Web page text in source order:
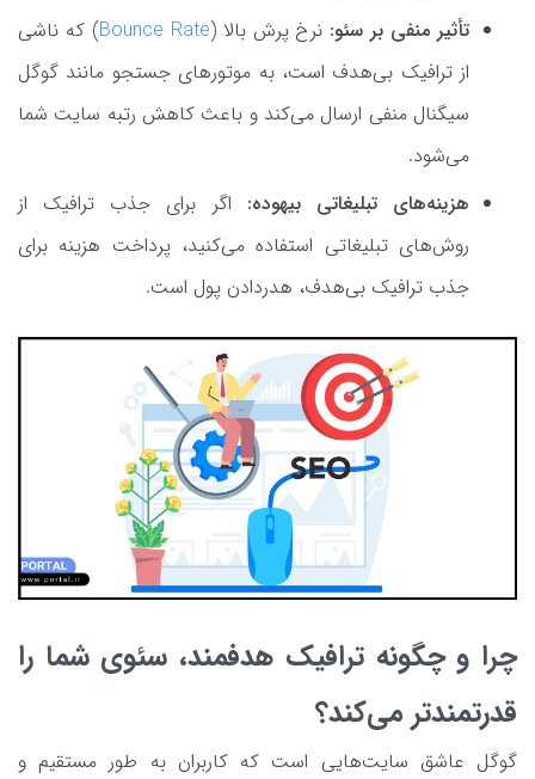
تأثیر منفی بر سئو: نرخ پرش بالا (Bounce Rate) که ناشی
از ترافیک بی‌هدف است، به موتورهای جستجو مانند گوگل
سیگنال منفی ارسال می‌کند و باعث کاهش رتبه سایت شما
می‌شود.
هزینه‌های تبلیغاتی بیهوده: اگر برای جذب ترافیک از
روش‌های تبلیغاتی استفاده می‌کنید، پرداخت هزینه برای
جذب ترافیک بی‌هدف، هدردادن پول است.
چرا و چگونه ترافیک هدفمند، سئوی شما را
قدرتمندتر می‌کند؟
گوگل عاشق سایت‌هایی است که کاربران به طور مستقیم و